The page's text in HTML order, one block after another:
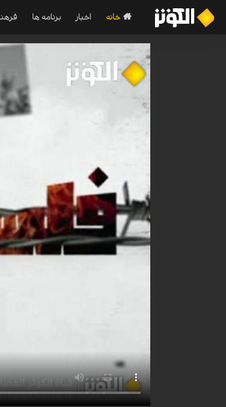
خانه اخبار برنامه ها